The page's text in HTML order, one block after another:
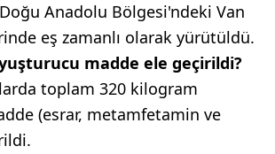
Anadolu Bölgesi'ndeki Van
eş zamanlı olarak yürütüldü.
madde ele geçirildi?
toplam 320 kilogram
(esrar, metamfetamin ve